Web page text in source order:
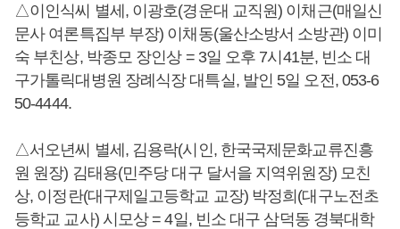
△이인식씨 별세, 이광호(경운대 교직원) 이채근(매일신
문사 여론특집부 부장) 이채동(울산소방서 소방관) 이미
숙 부친상, 박종모 장인상 = 3일 오후 7시41분, 빈소 대
구가톨릭대병원 장례식장 대특실, 발인 5일 오전, 053-6
50-4444.
△서오년씨 별세, 김용락(시인, 한국국제문화교류진흥
원 원장) 김태용(민주당 대구 달서을 지역위원장) 모친
상, 이정란(대구제일고등학교 교장) 박정희(대구노전초
등학교 교사) 시모상 = 4일, 빈소 대구 삼덕동 경북대학